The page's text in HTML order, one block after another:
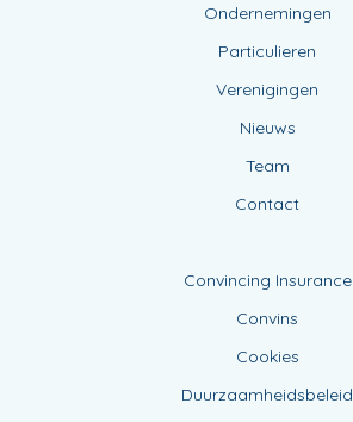
Ondernemingen
Particulieren
Verenigingen
Nieuws
Team
Contact
Convincing Insurance
Convins
Cookies
Duurzaamheidsbeleid